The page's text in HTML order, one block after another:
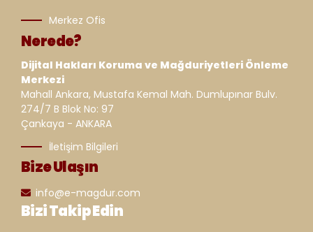
Merkez Ofis
Nerede?
Dijital Hakları Koruma ve Mağduriyetleri Önleme
Merkezi
Mahall Ankara, Mustafa Kemal Mah. Dumlupınar Bulv.
274/7 B Blok No: 97
Çankaya - ANKARA
İletişim Bilgileri
Bize Ulaşın
info@e-magdur.com
Bizi Takip Edin